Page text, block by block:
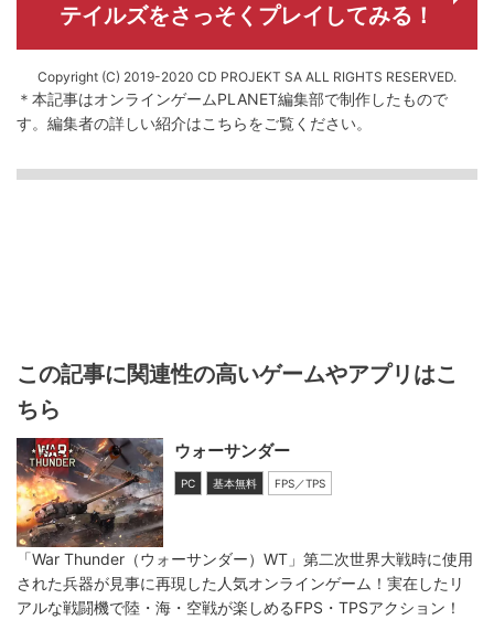
テイルズをさっそくプレイしてみる！
Copyright (C) 2019-2020 CD PROJEKT SA ALL RIGHTS RESERVED.
＊本記事はオンラインゲームPLANET編集部で制作したもので
す。 編集者の詳しい紹介はこちらをご覧ください。
この記事に関連性の高いゲームやアプリはこ
ちら
ウォーサンダー
PC 基本無料 FPS／TPS
「War Thunder（ウォーサンダー）WT」第二次世界大戦時に使用
された兵器が見事に再現した人気オンラインゲーム！実在したリ
アルな戦闘機で陸・海・空戦が楽しめるFPS・TPSアクション！